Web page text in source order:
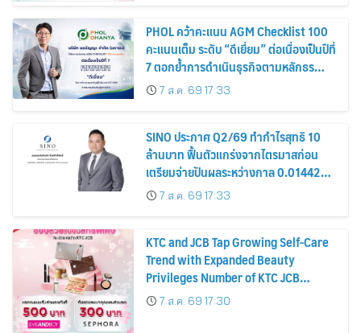
PHOL คว้าคะแนน AGM Checklist 100
คะแนนเต็ม ระดับ “ดีเยี่ยม” ต่อเนื่องเป็นปีที่
7 ตอกย้ำการดำเนินธุรกิจตามหลักธร
รมาภิบาล โปร่งใส สร้างความเชื่อมั่นผู้ถือ
หุ้น
7 ส.ค. 69 17:33
SINO ประกาศ Q2/69 ทำกำไรสุทธิ 10
ล้านบาท ฟื้นตัวแกร่งจากไตรมาสก่อน
เตรียมจ่ายปันผลระหว่างกาล 0.014423
บาทต่อหุ้น ครึ่งปีหลังมุ่งเติบโตต่อเนื่อง
7 ส.ค. 69 17:33
KTC and JCB Tap Growing Self-Care
Trend with Expanded Beauty
Privileges Number of KTC JCB
Cardmembers Spending on
Cosmetics Rises 26%
7 ส.ค. 69 17:30